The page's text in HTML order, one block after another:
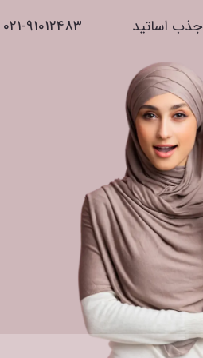
جذب اساتید 021-91012483